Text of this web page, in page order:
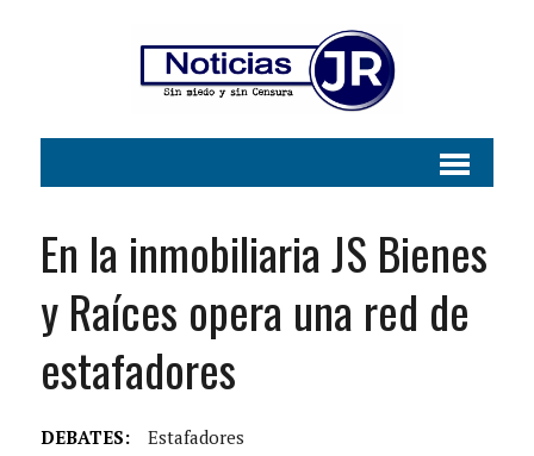
En la inmobiliaria JS Bienes
y Raíces opera una red de
estafadores
DEBATES:
Estafadores